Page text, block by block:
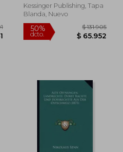
Kessinger Publishing, Tapa
Blanda, Nuevo